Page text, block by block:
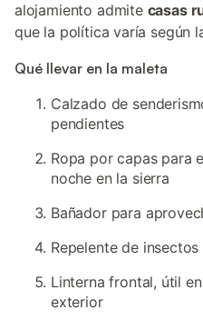
alojamiento admite casas
que la política varía según
Qué llevar en la maleta
Calzado de
pendientes
Ropa por capas para
noche en la sierra
Bañador para
Repelente de
Linterna frontal, útil
exterior